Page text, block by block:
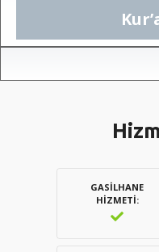
GASILHANE
HIZMETI